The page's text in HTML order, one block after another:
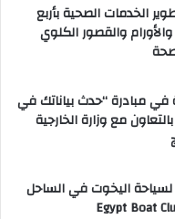
جنيه لتطوير الخدمات الصحية بأربع
والقصور الكلوي
مبادرة “حدث بياناتك في
مع وزارة الخارجية
لسياحة اليخوت في الساحل